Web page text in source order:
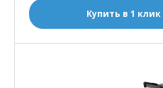
Купить в 1 клик